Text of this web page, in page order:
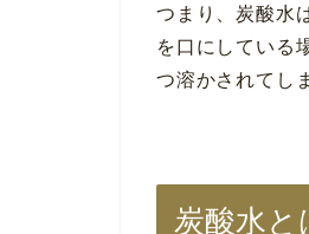
つまり、炭酸水
を口にしている
つ溶かされてし
炭酸水と